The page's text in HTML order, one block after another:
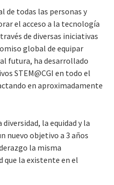
de todas las personas y
el acceso a la tecnología
de diversas iniciativas
global de equipar
futura, ha desarrollado
STEM@CGI en todo el
en aproximadamente
la equidad y la
nuevo objetivo a 3 años
la misma
que la existente en el